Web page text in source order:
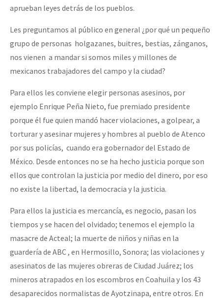
aprueban leyes detrás de los pueblos.
Les preguntamos al público en general ¿por qué un pequeño
grupo de personas holgazanes, buitres, bestias, zánganos,
nos vienen a mandar si somos miles y millones de
mexicanos trabajadores del campo y la ciudad?
Para ellos les conviene elegir personas asesinos, por
ejemplo Enrique Peña Nieto, fue premiado presidente
porque él fue quien mandó hacer violaciones, a golpear, a
torturar y asesinar mujeres y hombres al pueblo de Atenco
por sus policías, cuando era gobernador del Estado de
México. Desde entonces no se ha hecho justicia porque son
ellos que controlan la justicia por medio del dinero, por eso
no existe la libertad, la democracia y la justicia.
Para ellos la justicia es mercancía, es negocio, pasan los
tiempos y se hacen del olvidado; tenemos el ejemplo la
masacre de Acteal; la muerte de niños y niñas en la
guardería de ABC , en Hermosillo, Sonora; las violaciones y
asesinatos de las mujeres obreras de Ciudad Juárez; los
mineros atrapados en los escombros en Coahuila y los 43
desaparecidos normalistas de Ayotzinapa, entre otros. En